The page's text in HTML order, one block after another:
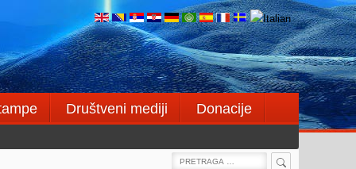
Društveni mediji
Donacije
Search
Search